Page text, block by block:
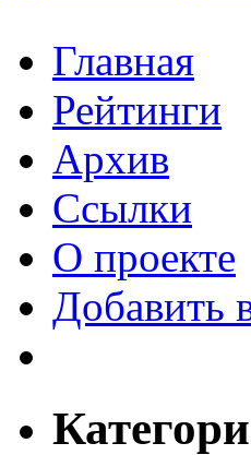
Главная
Рейтинги
Архив
Ссылки
О проекте
Добавить